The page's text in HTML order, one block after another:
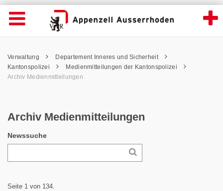
Archiv Medienmitteilungen - Appenzell
Wichtige
Seiten
Home
Inhalt
Kontakt
Sitemap
Navigation öffnen
Inhalt
Pfadnavigation
Verwaltung
Departement Inneres und Sicherheit
Kantonspolizei
Medienmitteilungen der Kantonspolizei
Archiv Medienmitteilungen
Archiv Medienmitteilungen
Newssuche
Seite 1 von 134.